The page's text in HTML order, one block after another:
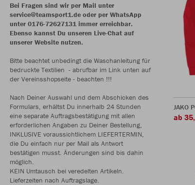
Bei Fragen sind wir per Mail unter
service@teamsport1.de oder per WhatsApp
unter 0176-72627131 immer erreichbar.
Ebenso kannst Du unseren Live-Chat auf
unserer Website nutzen.
Bitte beachtet unbedingt die Waschanleitung für
bedruckte Textilien - abrufbar im Link unten auf
der Vereinsshopseite - beachten !!!
Nach Deiner Auswahl und dem Abschicken des
Formulars, erhältst Du innerhalb 24 Stunden
eine separate Auftragsbestätigung mit allen
erforderlichen Angaben zu Deiner Bestellung,
INKLUSIVE voraussichtlichem LIEFERTERMIN,
die Du einfach nur per Mail als Antwort
bestätigen musst. Änderungen sind bis dahin
möglich.
KEIN Umtausch bei veredelten Artikeln.
Lieferzeiten nach Auftragslage.
JAKO
ab